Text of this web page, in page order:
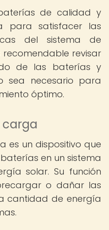
de calidad y
para satisfacer las
del sistema de
recomendable revisar
de las baterías y
sea necesario para
óptimo.
carga
es un dispositivo que
en un sistema
solar. Su función
o dañar las
cantidad de energía